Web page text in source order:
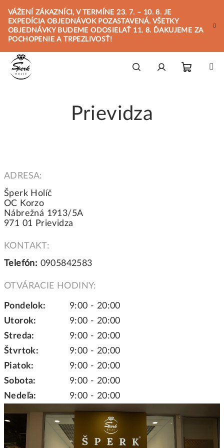
obsah
VÁŽENÍ ZÁKAZNÍCI, V TERMÍNE 23. 7. – 10. 8. JE
EXPEDÍCIA OBJEDNÁVOK POZASTAVENÁ. VŠETKY
OBJEDNÁVKY BUDEME ODOSIELAŤ 11. 8. ĎAKUJEME ZA
POCHOPENIE A TRPEZLIVOSŤ!
Prievidza
ADRESA:
Šperk Holíč
OC Korzo
Nábrežná 1913/5A
971 01 Prievidza
KONTAKT:
Telefón: 0905842583
OTVÁRACIE HODINY:
Pondelok:
9:00 - 20:00
Utorok:
9:00 - 20:00
Streda:
9:00 - 20:00
Štvrtok:
9:00 - 20:00
Piatok:
9:00 - 20:00
Sobota:
9:00 - 20:00
Nedeľa:
9:00 - 20:00